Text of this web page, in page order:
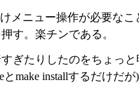
メニュー操作が必要な
す。楽チンである。
ぎたりしたのをちょっ
make installするだけだ